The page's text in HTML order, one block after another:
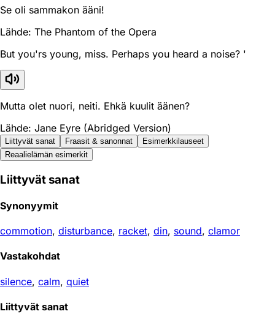
Se oli sammakon ääni!
Lähde: The Phantom of the Opera
But you'rs young, miss. Perhaps you heard a noise? '
Mutta olet nuori, neiti. Ehkä kuulit äänen?
Lähde: Jane Eyre (Abridged Version)
Liittyvät sanat Fraasit & sanonnat
Esimerkkilauseet
Reaali­elämän esimerkit
Liittyvät sanat
Synonyymit
commotion, disturbance, racket, din, sound, clamor
Vastakohdat
silence, calm, quiet
Liittyvät sanat